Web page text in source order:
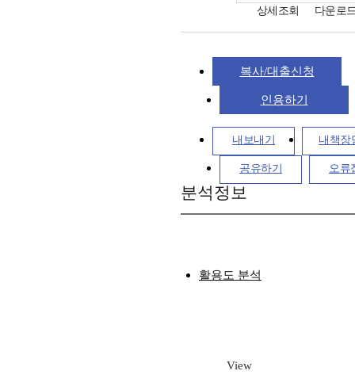
상세조회 다운로
복사/대출신청
인용하기
내보내기 내책장
공유하기 오류
분석정보
활용도 분석
View